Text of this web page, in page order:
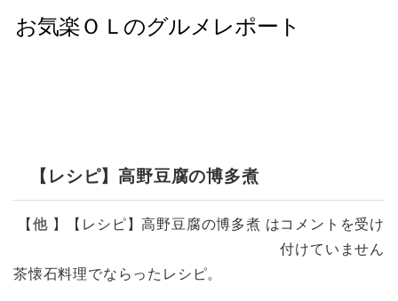
【レシピ】高野豆腐の博多煮
【 他】 【レシピ】高野豆腐の博多煮 はコメントを受け
付けていません
茶懐石料理でならったレシピ。